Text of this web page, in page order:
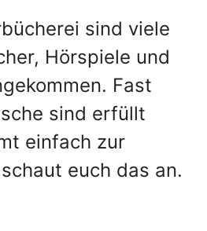
sind viele
Hörspiele und
Fast
sind erfüllt
einfach zur
euch das an.